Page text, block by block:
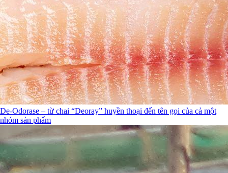
De-Odorase – từ chai “Deoray” huyền thoại đến tên gọi của cả một
nhóm sản phẩm